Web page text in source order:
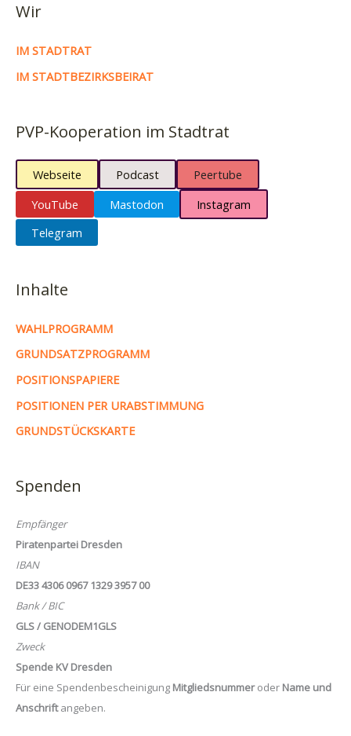
Wir
IM STADTRAT
IM STADTBEZIRKSBEIRAT
PVP-Kooperation im Stadtrat
Webseite Podcast
Peertube
YouTube
Mastodon
Instagram
Telegram
Inhalte
WAHLPROGRAMM
GRUNDSATZPROGRAMM
POSITIONSPAPIERE
POSITIONEN PER URABSTIMMUNG
GRUNDSTÜCKSKARTE
Spenden
Empfänger
Piratenpartei Dresden
IBAN
DE33 4306 0967 1329 3957 00
Bank / BIC
GLS / GENODEM1GLS
Zweck
Spende KV Dresden
Für eine Spendenbescheinigung Mitgliedsnummeroder Name und
Anschriftangeben.